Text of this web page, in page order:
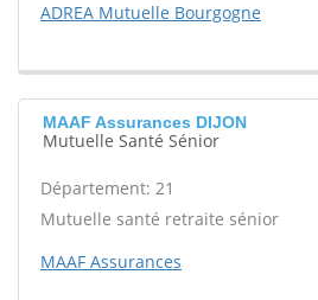
ADREA Mutuelle Bourgogne
MAAF Assurances DIJON
Mutuelle Santé Sénior
Département: 21
Mutuelle santé retraite sénior
MAAF Assurances